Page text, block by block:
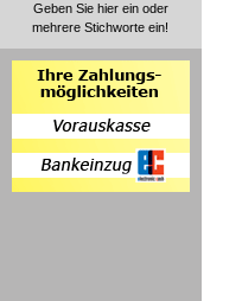
Geben Sie hier ein oder
mehrere Stichworte ein!